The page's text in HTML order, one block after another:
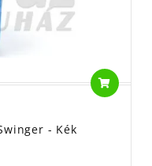
- Kék